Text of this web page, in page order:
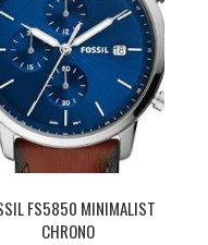
FS5850 MINIMALIST
CHRONO